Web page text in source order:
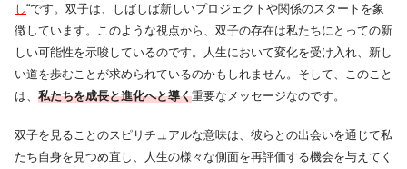
し“です。双子は、しばしば新しいプロジェクトや関係のスタートを象
徴しています。このような視点から、双子の存在は私たちにとっての新
しい可能性を示唆しているのです。人生において変化を受け入れ、新し
い道を歩むことが求められているのかもしれません。そして、このこと
は、 私たちを成長と進化へと導く重要なメッセージなのです。
双子を見ることのスピリチュアルな意味は、彼らとの出会いを通じて私
たち自身を見つめ直し、人生の様々な側面を再評価する機会を与えてく